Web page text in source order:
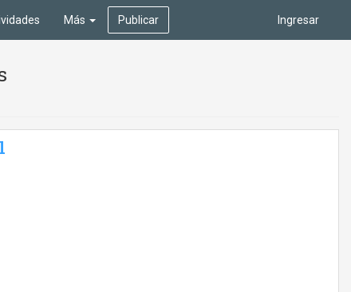
Ingresar
Más Publicar